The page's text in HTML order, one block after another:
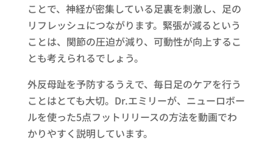
ことで、神経が密集している足裏を刺激し、足の
リフレッシュにつながります。緊張が減るという
ことは、関節の圧迫が減り、可動性が向上するこ
とも考えられるでしょう。
外反母趾を予防するうえで、毎日足のケアを行う
ことはとても大切。Dr.エミリーが、ニューロボー
ルを使った5点フットリリースの方法を動画でわ
かりやすく説明しています。